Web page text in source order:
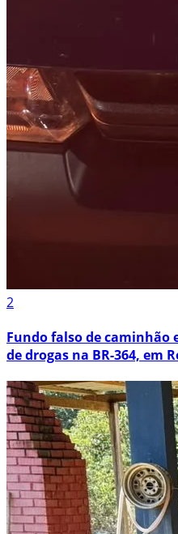
2
Fundo falso de caminhão
de drogas na BR-364, em